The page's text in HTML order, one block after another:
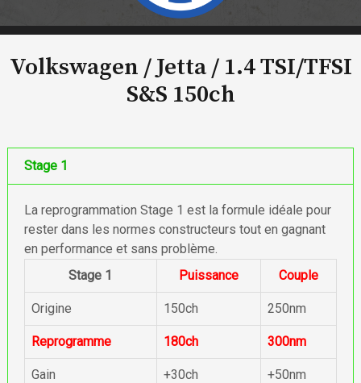
Volkswagen / Jetta / 1.4 TSI/TFSI
S&S 150ch
Stage 1
La reprogrammation Stage 1 est la formule idéale pour
rester dans les normes constructeurs tout en gagnant
en performance et sans problème.
Stage 1
Puissance Couple
Origine 150ch 250nm
Reprogramme 180ch 300nm
Gain +30ch +50nm